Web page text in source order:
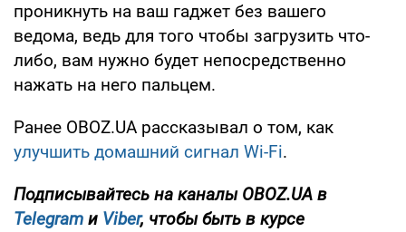
проникнуть на ваш гаджет без вашего
ведома, ведь для того чтобы загрузить что-
либо, вам нужно будет непосредственно
нажать на него пальцем.
Ранее OBOZ.UA рассказывал о том, как
улучшить домашний сигнал Wi-Fi.
Подписывайтесь на каналы OBOZ.UA в
Telegram и Viber, чтобы быть в курсе